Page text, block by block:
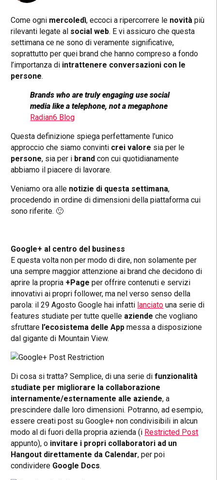
Come ogni mercoledì, eccoci a ripercorrere le novità più
rilevanti legate al social web. E vi assicuro che questa
settimana ce ne sono di veramente significative,
soprattutto per quei brand che hanno compreso a fondo
l’importanza di intrattenere conversazioni con le
persone.
Brands who are truly engaging use social
media like a telephone, not a megaphone
Radian6 Blog
Questa definizione spiega perfettamente l’unico
approccio che siamo convinti crei valore sia per le
persone, sia per i brand con cui quotidianamente
abbiamo il piacere di lavorare.
Veniamo ora alle notizie di questa settimana,
procedendo in ordine di dimensioni della piattaforma cui
sono riferite. 🙂
Google+ al centro del business
E questa volta non per modo di dire, non solamente per
una sempre maggior attenzione ai brand che decidono di
aprire la propria +Page per offrire contenuti e servizi
innovativi ai propri follower, ma nel verso senso della
parola: il 29 Agosto Google hai infatti lanciato una serie di
features studiate per tutte quelle aziende che vogliano
sfruttare l’ecosistema delle App messa a disposizione
dal gigante di Mountain View.
Di cosa si tratta? Semplice, di una serie difunzionalità
studiate per migliorare la collaborazione
internamente/esternamente alle aziende, a
prescindere dalle loro dimensioni. Potranno, ad esempio,
essere creati post su Google+ non condivisibili in alcun
modo al di fuori della propria azienda (i Restricted Post
appunto), o invitare i propri collaboratori ad un
Hangout direttamente da Calendar, per poi
condividere Google Docs.